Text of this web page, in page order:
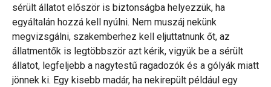
sérült állatot először is biztonságba helyezzük, ha
egyáltalán hozzá kell nyúlni. Nem muszáj nekünk
megvizsgálni, szakemberhez kell eljuttatnunk őt, az
állatmentők is legtöbbször azt kérik, vigyük be a sérült
állatot, legfeljebb a nagytestű ragadozók és a gólyák miatt
jönnek ki. Egy kisebb madár, ha nekirepült például egy